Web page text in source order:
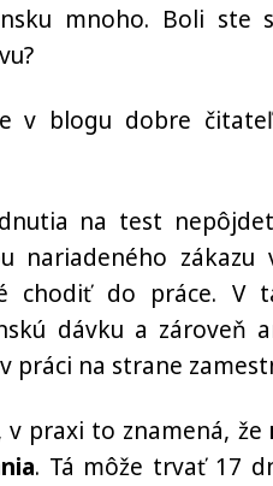
mnoho. Boli
v blogu dobre
na test
nariadeného
chodiť do práce. V
dávku a zároveň
práci na strane
v praxi to znamená, že
. Tá môže trvať 17